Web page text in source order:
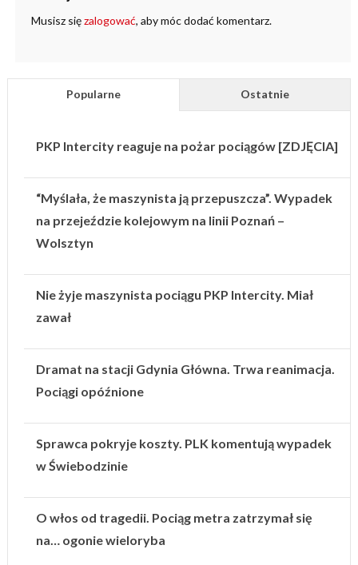
Musisz sięzalogować, aby móc dodać komentarz.
Popularne Ostatnie
PKP Intercity reaguje na pożar pociągów [ZDJĘCIA]
“Myślała, że maszynista ją przepuszcza”. Wypadek
na przejeździe kolejowym na linii Poznań –
Wolsztyn
Nie żyje maszynista pociągu PKP Intercity. Miał
zawał
Dramat na stacji Gdynia Główna. Trwa reanimacja.
Pociągi opóźnione
Sprawca pokryje koszty. PLK komentują wypadek
w Świebodzinie
O włos od tragedii. Pociąg metra zatrzymał się
na… ogonie wieloryba